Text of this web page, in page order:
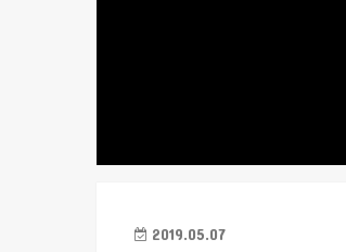
2019.05.07